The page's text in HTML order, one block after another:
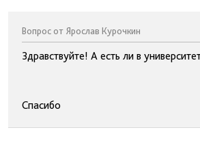
Вопрос от Ярослав Курочкин
Здравствуйте! А есть ли в
Спасибо